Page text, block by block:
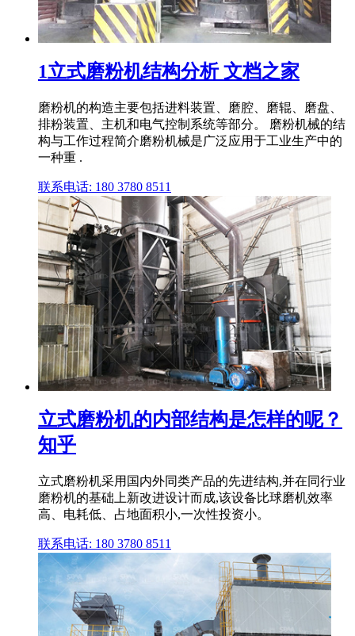
1立式磨粉机结构分析 文档之家
磨粉机的构造主要包括进料装置、磨腔、磨辊、磨盘、
排粉装置、主机和电气控制系统等部分。 磨粉机械的结
构与工作过程简介磨粉机械是广泛应用于工业生产中的
一种重 .
联系电话: 180 3780 8511
立式磨粉机的内部结构是怎样的呢？
知乎
立式磨粉机采用国内外同类产品的先进结构,并在同行业
磨粉机的基础上新改进设计而成,该设备比球磨机效率
高、电耗低、占地面积小,一次性投资小。
联系电话: 180 3780 8511